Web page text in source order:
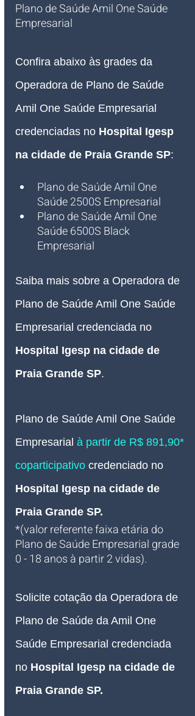
Plano de Saúde Amil One Saúde
Empresarial
Confira abaixo às grades da
Operadora de Plano de Saúde
Amil One Saúde Empresarial
credenciadas no Hospital Igesp
na cidade de Praia Grande SP:
Plano de Saúde Amil One
Saúde 2500S Empresarial
Plano de Saúde Amil One
Saúde 6500S Black
Empresarial
Saiba mais sobre a Operadora de
Plano de Saúde Amil One Saúde
Empresarial credenciada no
Hospital Igesp na cidade de
Praia Grande SP.
Plano de Saúde Amil One Saúde
Empresarial à partir de R$ 891,90*
coparticipativo credenciado no
Hospital Igesp na cidade de
Praia Grande SP.
*(valor referente faixa etária do
Plano de Saúde Empresarial grade
0 - 18 anos à partir 2 vidas).
Solicite cotação da Operadora de
Plano de Saúde da Amil One
Saúde Empresarial credenciada
no Hospital Igesp na cidade de
Praia Grande SP.